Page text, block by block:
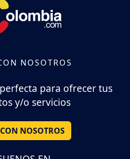
NOSOTROS
para ofrecer tus
y/o servicios
NOSOTROS